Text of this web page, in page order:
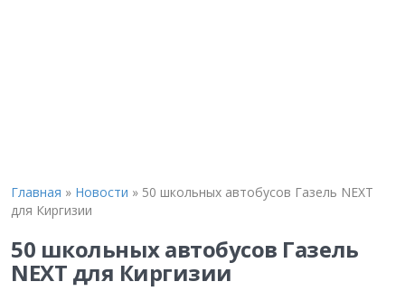
Главная » Новости » 50 школьных автобусов Газель NEXT
для Киргизии
50 школьных автобусов Газель
NEXT для Киргизии